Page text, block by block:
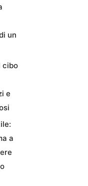
un
cibo
e
a